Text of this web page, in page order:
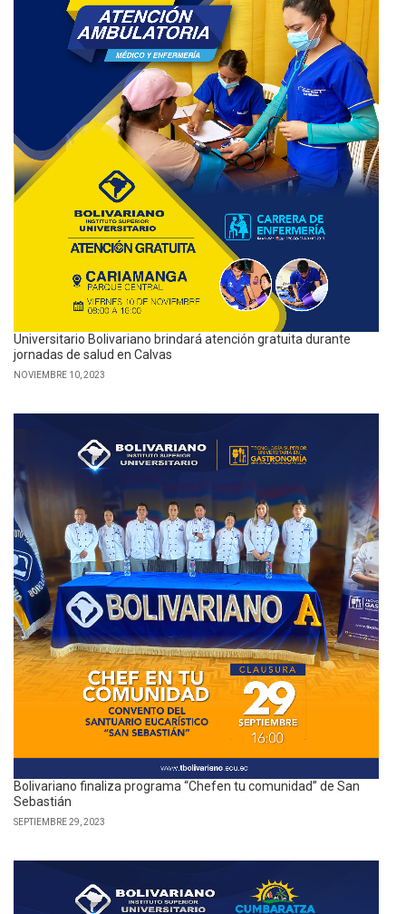
Universitario Bolivariano brindará atención gratuita durante
jornadas de salud en Calvas
NOVIEMBRE 10, 2023
Bolivariano finaliza programa “Chefen tu comunidad” de San
Sebastián
SEPTIEMBRE 29, 2023